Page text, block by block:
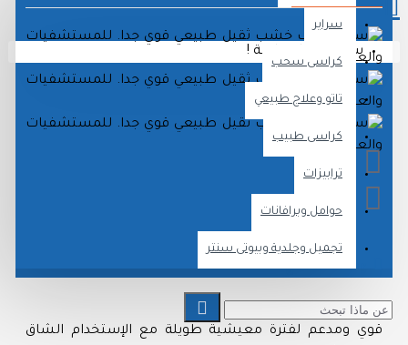
سراير
كراسى سحب
تاتو وعلاج طبيعي
كراسى طبيب
ترابيزات
حوامل وبرافانات
تجميل وجلدية وبيوتى سنتر
سلة الشراء فارغة !
وصف المنتج
ومدعم لفترة معيشية طويلة مع الإستخدام الشاق